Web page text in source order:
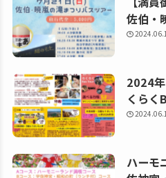
佐伯・
2024
くらく
ハーモ